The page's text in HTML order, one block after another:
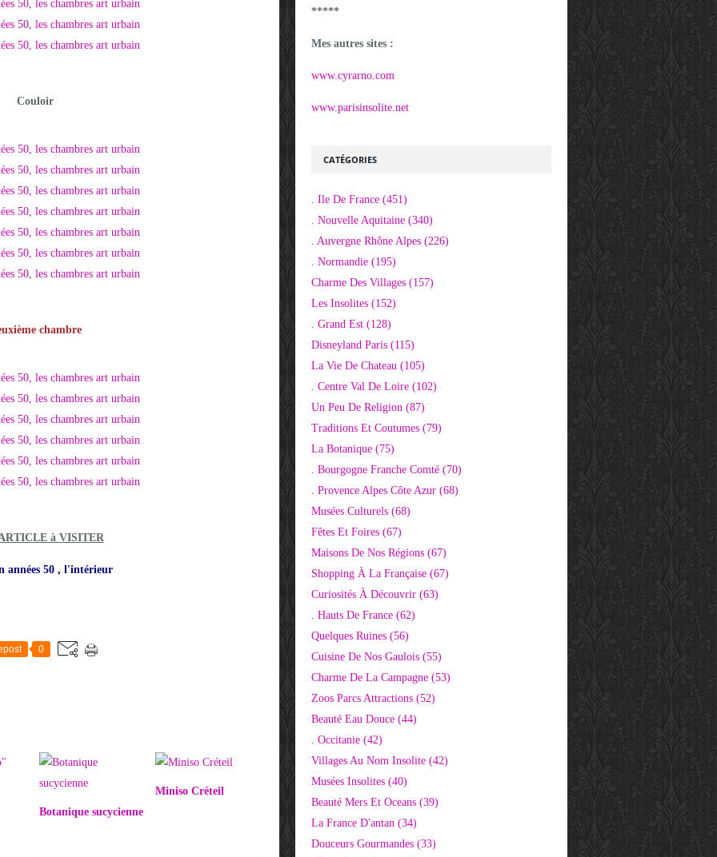
Couloir
chambre
à VISITER
années 50 , l'intérieur
0
Botanique sucycienne
Miniso Créteil
CATÉGORIES
. Ile De France (451)
. Nouvelle Aquitaine (340)
. Auvergne Rhône Alpes (226)
. Normandie (195)
Charme Des Villages (157)
Les Insolites (152)
. Grand Est (128)
Disneyland Paris (115)
La Vie De Chateau (105)
. Centre Val De Loire (102)
Un Peu De Religion (87)
Traditions Et Coutumes (79)
La Botanique (75)
. Bourgogne Franche Comté (70)
. Provence Alpes Côte Azur (68)
Musées Culturels (68)
Fêtes Et Foires (67)
Maisons De Nos Régions (67)
Shopping À La Française (67)
Curiosités À Découvrir (63)
. Hauts De France (62)
Quelques Ruines (56)
Cuisine De Nos Gaulois (55)
Charme De La Campagne (53)
Zoos Parcs Attractions (52)
Beauté Eau Douce (44)
. Occitanie (42)
Villages Au Nom Insolite (42)
Musées Insolites (40)
Beauté Mers Et Oceans (39)
La France D'antan (34)
Douceurs Gourmandes (33)
*****
Mes autres sites :
www.cyrarno.com
www.parisinsolite.net